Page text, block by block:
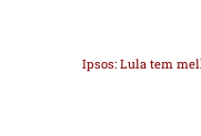
Ipsos: Lula tem